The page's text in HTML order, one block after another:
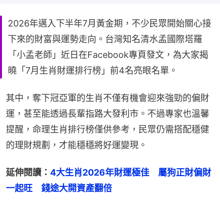
2026年邁入下半年7月黃金期，不少民眾開始關心接
下來的財富與運勢走向。台灣知名清水孟國際塔羅
「小孟老師」近日在Facebook專頁發文，為大家揭
曉「7月生肖財運排行榜」前4名亮眼名單。
其中，奪下冠亞軍的生肖不僅有機會迎來強勁的偏財
運，甚至能透過長輩指路大發利市。不過專家也溫馨
提醒，命理生肖排行榜僅供參考，民眾仍需搭配穩健
的理財規劃，才能穩穩將好運變現。
延伸閱讀： 4大生肖2026年財運極佳　屬狗正財偏財
一起旺　錢途大開資產翻倍